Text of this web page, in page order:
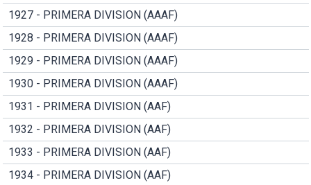
1927 - PRIMERA DIVISION (AAAF)
1928 - PRIMERA DIVISION (AAAF)
1929 - PRIMERA DIVISION (AAAF)
1930 - PRIMERA DIVISION (AAAF)
1931 - PRIMERA DIVISION (AAF)
1932 - PRIMERA DIVISION (AAF)
1933 - PRIMERA DIVISION (AAF)
1934 - PRIMERA DIVISION (AAF)